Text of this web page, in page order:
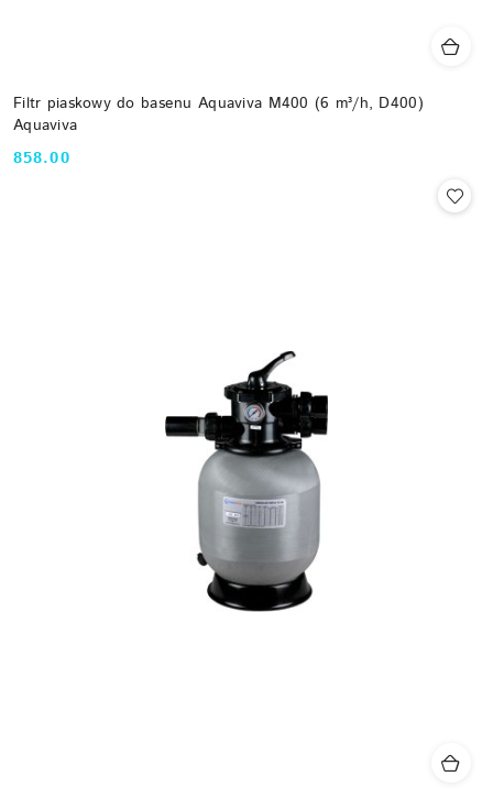
Filtr piaskowy do basenu Aquaviva M400 (6 m³/h, D400)
Aquaviva
Cena:
858.00